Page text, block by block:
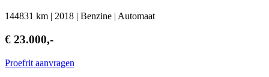
144831 km | 2018 | Benzine | Automaat
€ 23.000,-
Proefrit aanvragen